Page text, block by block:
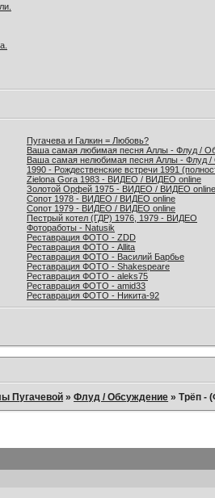
Пугачева и Галкин = Любовь?
Ваша самая любимая песня Аллы - Флуд /
Ваша самая нелюбимая песня Аллы - Флуд /
1990 - Рождественские встречи 1991
Zielona Gora 1983 - ВИДЕО / ВИДЕО online
Золотой Орфей 1975 - ВИДЕО / ВИДЕО online
Сопот 1978 - ВИДЕО / ВИДЕО online
Сопот 1979 - ВИДЕО / ВИДЕО online
Пестрый котел (ГДР) 1976, 1979 - ВИДЕО
Фотоработы - Natusik
Реставрация ФОТО - ZDD
Реставрация ФОТО - Allita
Реставрация ФОТО - Василий Барбье
Реставрация ФОТО - Shakespeare
Реставрация ФОТО - aleks75
Реставрация ФОТО - amid33
Реставрация ФОТО - Никита-92
Пугачевой »Флуд / Обсуждение »Трёп -